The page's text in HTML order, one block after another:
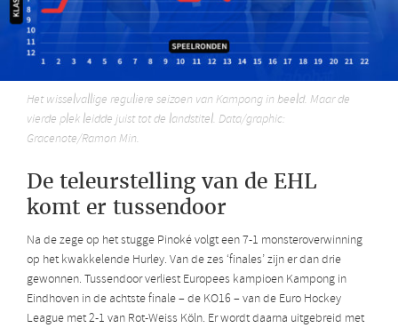
Het wisselvallige reguliere seizoen van Kampong in beeld. Maar de
vierde plek leidde juist tot de landstitel. Data/graphic:
Gracenote/Ramon Min.
De teleurstelling van de EHL
komt er tussendoor
Na de zege op het stugge Pinoké volgt een 7-1 monsteroverwinning
op het kwakkelende Hurley. Van de zes ‘finales’ zijn er dan drie
gewonnen. Tussendoor verliest Europees kampioen Kampong in
Eindhoven in de achtste finale – de KO16 – van de Euro Hockey
League met 2-1 van Rot-Weiss Köln. Er wordt daarna uitgebreid met